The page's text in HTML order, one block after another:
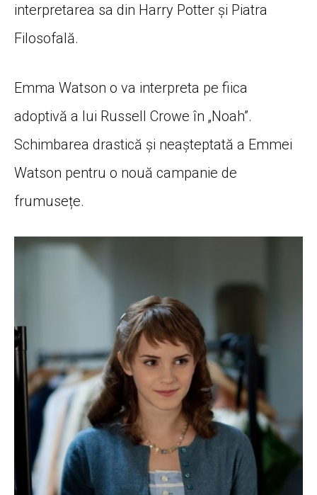
interpretarea sa din Harry Potter și Piatra
Filosofală.
Emma Watson o va interpreta pe fiica
adoptivă a lui Russell Crowe în „Noah”.
Schimbarea drastică și neașteptată a Emmei
Watson pentru o nouă campanie de
frumusețe.